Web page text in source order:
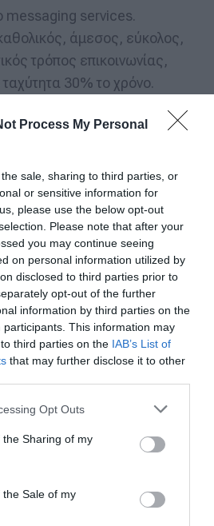
Process My Personal
sale, sharing to third parties, or
or sensitive information for
please use the below opt-out
Please note that after your
you may continue seeing
on personal information utilized by
disclosed to third parties prior to
opt-out of the further
information by third parties on the
participants. This information may
third parties on the IAB’s List of
that may further disclose it to other
Opt Outs
Sharing of my
Sale of my
messaging services.
άμεσος, εύκολος,
τρόπος επικοινωνίας,
30% το χρόνο.
που παραχώρησε ο κ.
Διευθυντής Locotel AE και
ΣΕΚΕΕ, στο Business Review,
Locotel
NEXT POST
Vision Mobile - Cross-
platform tools: